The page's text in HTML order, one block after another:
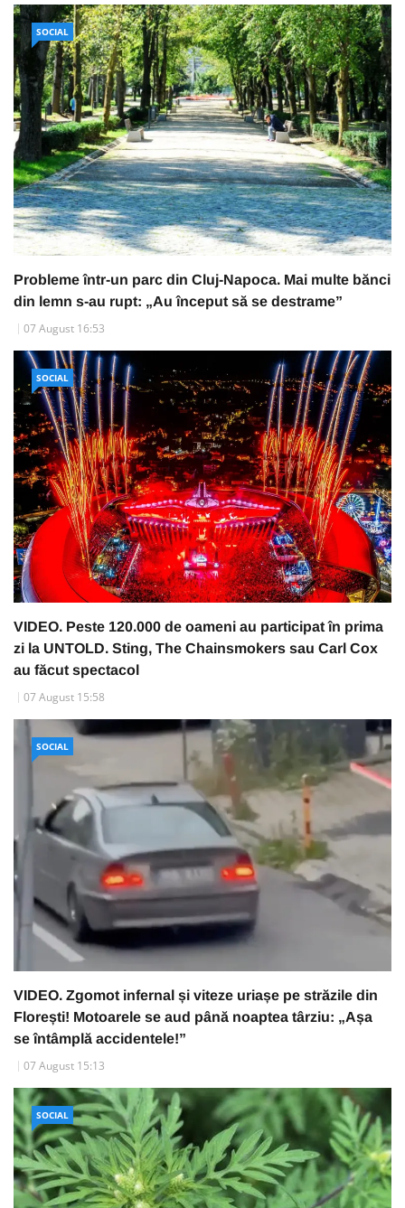
SOCIAL
Probleme într-un parc din Cluj-Napoca. Mai multe bănci
din lemn s-au rupt: „Au început să se destrame”
07 August 16:53
SOCIAL
VIDEO. Peste 120.000 de oameni au participat în prima
zi la UNTOLD. Sting, The Chainsmokers sau Carl Cox
au făcut spectacol
07 August 15:58
SOCIAL
VIDEO. Zgomot infernal și viteze uriașe pe străzile din
Florești! Motoarele se aud până noaptea târziu: „Așa
se întâmplă accidentele!”
07 August 15:13
SOCIAL